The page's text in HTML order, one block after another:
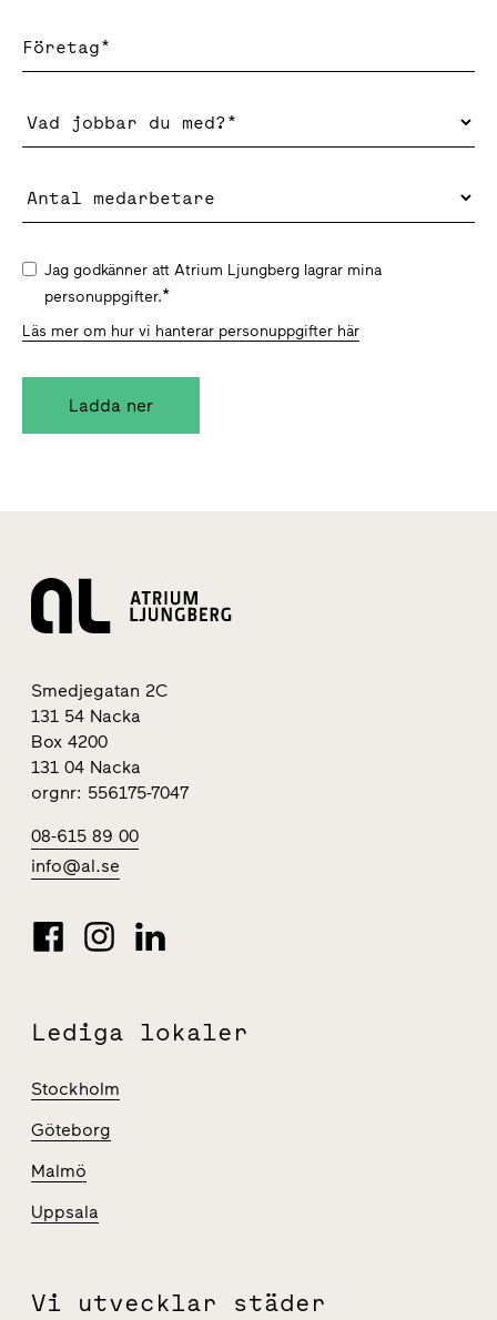
Jag godkänner att Atrium Ljungberg lagrar mina
personuppgifter.*
Läs mer om hur vi hanterar personuppgifter här
Smedjegatan 2C
131 54 Nacka
Box 4200
131 04 Nacka
orgnr: 556175-7047
08-615 89 00
info@al.se
Lediga lokaler
Stockholm
Göteborg
Malmö
Uppsala
Vi utvecklar städer